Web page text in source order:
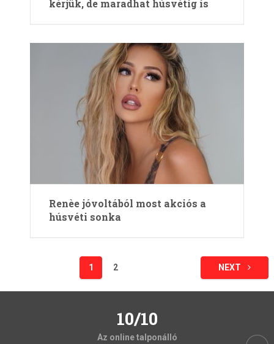
kérjük, de maradhat húsvétig is
Renèe jóvoltából most akciós a
húsvéti sonka
Bejegyzések
1 2 NEXT
10/10
Az online talponálló